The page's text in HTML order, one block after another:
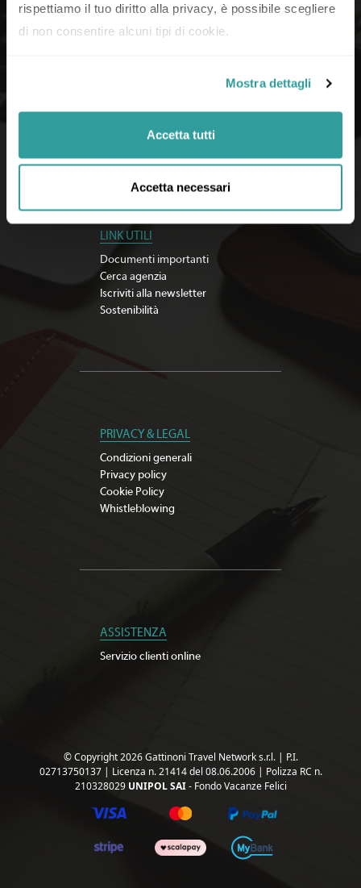
rispettiamo il tuo diritto alla privacy, è possibile scegliere
di non consentire alcuni tipi di cookie.
Mostra dettagli
Accetta tutti
Accetta necessari
LINK UTILI
Documenti importanti
Cerca agenzia
Iscriviti alla newsletter
Sostenibilità
PRIVACY & LEGAL
Condizioni generali
Privacy policy
Cookie Policy
Whistleblowing
ASSISTENZA
Servizio clienti online
© Copyright 2026 Gattinoni Travel Network s.r.l. | P.I.
02713750137 | Licenza n. 21414 del 08.06.2006 | Polizza RC n.
210328029 UNIPOL SAI- Fondo Vacanze Felici